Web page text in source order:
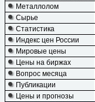
Металлолом
Сырье
Статистика
Индекс цен России
Мировые цены
Цены на биржах
Вопрос месяца
Публикации
Цены и прогнозы